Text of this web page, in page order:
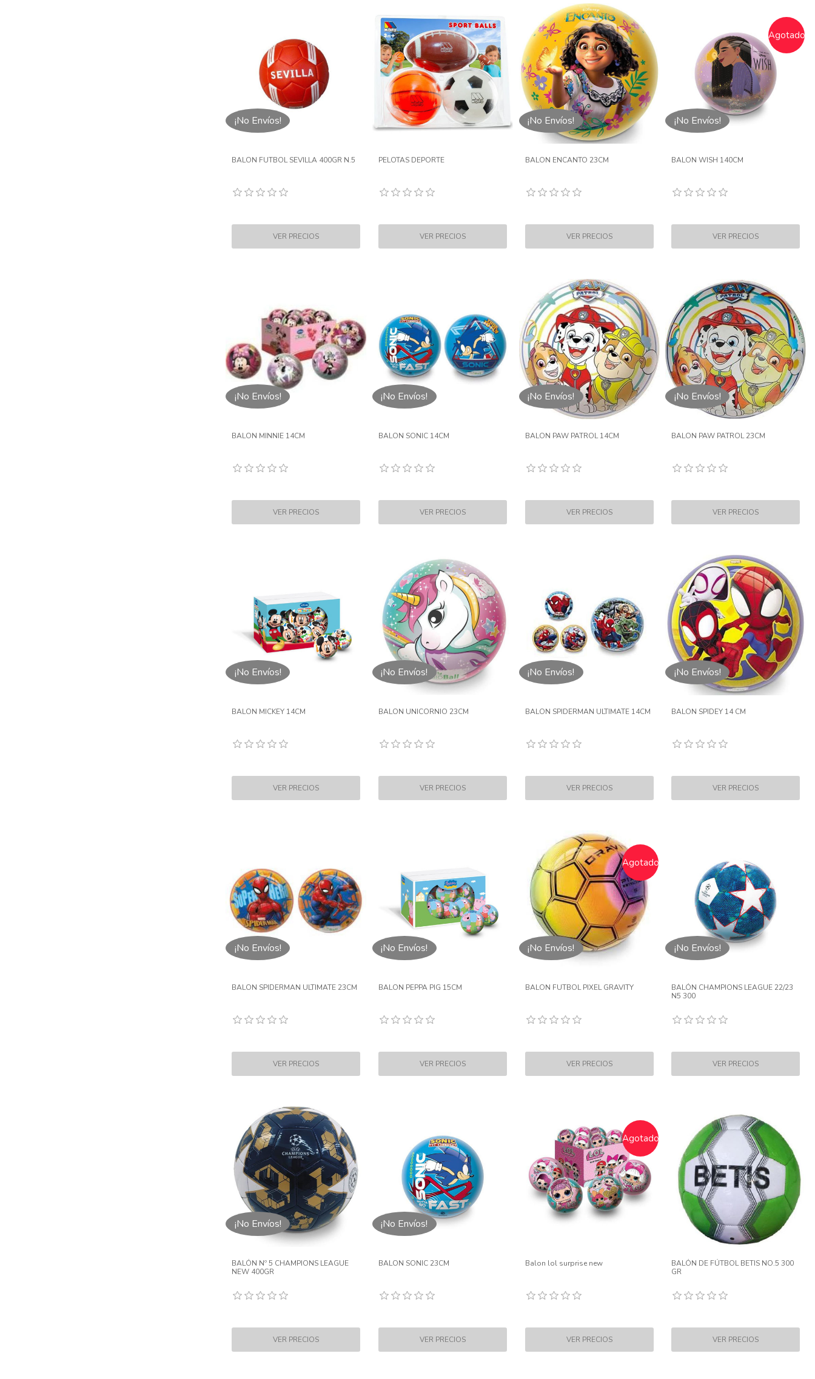
¡No Envíos!
BALON FUTBOL SEVILLA 400GR N.5 PELOTAS DEPORTE
¡No Envíos!
BALON ENCANTO 23CM
Agotado
¡No Envíos!
BALON WISH 140CM
¡No Envíos!
BALON MINNIE 14CM
¡No Envíos!
BALON SONIC 14CM
¡No Envíos!
BALON PAW PATROL 14CM
¡No Envíos!
BALON PAW PATROL 23CM
¡No Envíos!
BALON MICKEY 14CM
¡No Envíos!
BALON UNICORNIO 23CM
¡No Envíos!
BALON SPIDERMAN ULTIMATE 14CM
¡No Envíos!
BALON SPIDEY 14 CM
¡No Envíos!
BALON SPIDERMAN ULTIMATE 23CM
¡No Envíos!
BALON PEPPA PIG 15CM
Agotado
¡No Envíos!
BALON FUTBOL PIXEL GRAVITY
¡No Envíos!
BALÓN CHAMPIONS LEAGUE 22/23
N5 300
¡No Envíos!
BALÓN Nº 5 CHAMPIONS LEAGUE
NEW 400GR
¡No Envíos!
BALON SONIC 23CM
Agotado
Balon lol surprise new
BALÓN DE FÚTBOL BETIS NO.5 300
GR